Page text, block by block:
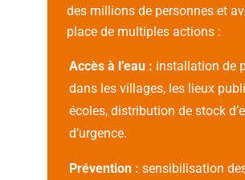
des millions de personnes et
place de multiples actions :
Accès à l’eau : installation de
dans les villages, les lieux
écoles, distribution de stock
d’urgence.
Prévention : sensibilisation